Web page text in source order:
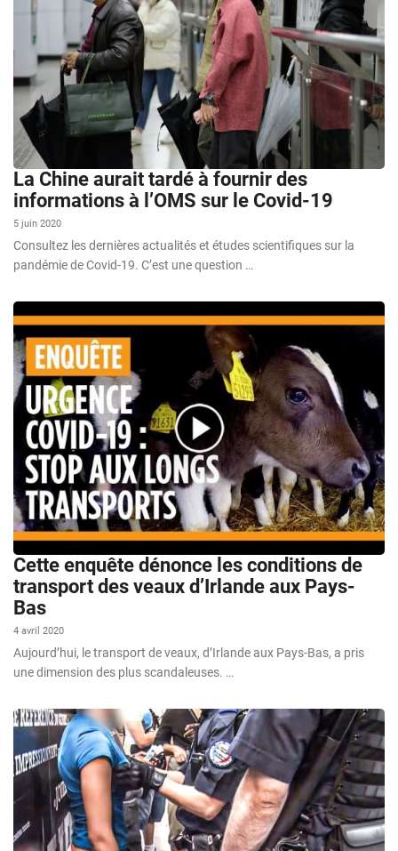
La Chine aurait tardé à fournir des
informations à l’OMS sur le Covid-19
5 juin 2020
Consultez les dernières actualités et études scientifiques sur la
pandémie de Covid-19. C’est une question …
Cette enquête dénonce les conditions de
transport des veaux d’Irlande aux Pays-
Bas
4 avril 2020
Aujourd’hui, le transport de veaux, d’Irlande aux Pays-Bas, a pris
une dimension des plus scandaleuses. …